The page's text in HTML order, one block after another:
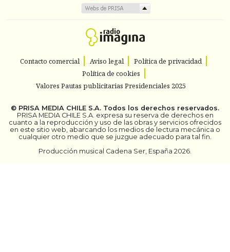
Contacto comercial Aviso legal
Política de privacidad
Política de cookies
Valores Pautas publicitarias Presidenciales 2025
© PRISA MEDIA CHILE S.A. Todos los derechos reservados.
PRISA MEDIA CHILE S.A. expresa su reserva de derechos en
cuanto a la reproducción y uso de las obras y servicios ofrecidos
en este sitio web, abarcando los medios de lectura mecánica o
cualquier otro medio que se juzgue adecuado para tal fin.
Producción musical Cadena Ser, España 2026.